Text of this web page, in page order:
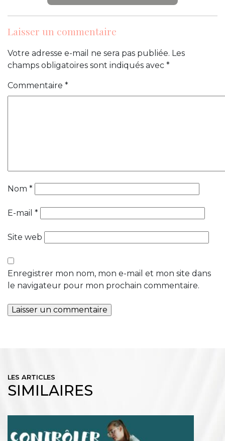
Laisser un commentaire
Votre adresse e-mail ne sera pas publiée. Les
champs obligatoires sont indiqués avec *
Commentaire *
Nom *
E-mail *
Site web
Enregistrer mon nom, mon e-mail et mon site dans
le navigateur pour mon prochain commentaire.
LES ARTICLES
SIMILAIRES